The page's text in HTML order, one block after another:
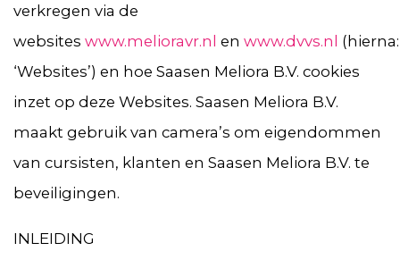
verkregen via de
websites www.melioravr.nl en www.dvvs.nl (hierna:
‘Websites’) en hoe Saasen Meliora B.V. cookies
inzet op deze Websites. Saasen Meliora B.V.
maakt gebruik van camera’s om eigendommen
van cursisten, klanten en Saasen Meliora B.V. te
beveiligingen.
INLEIDING